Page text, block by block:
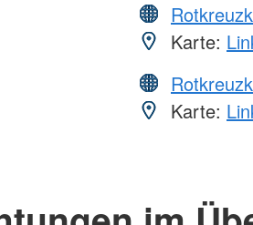
Karte:
Karte: